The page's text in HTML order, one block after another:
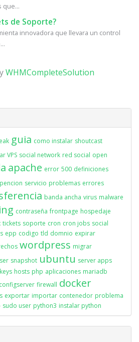
que...
de Soporte?
innovadora que llevara un control
WHMCompleteSolution
guia como instalar shoutcast
VPS social network red social open
apache error 500 definiciones
servicio problemas errores
banda ancha virus malware
contraseña frontpage hospedaje
tickets soporte cron cron jobs social
epp codigo tld domnio expirar
wordpress migrar
snapshot ubuntu server apps
keys hosts php aplicaciones mariadb
configserver firewall docker
exportar importar contenedor problema
sudo user python3 instalar python